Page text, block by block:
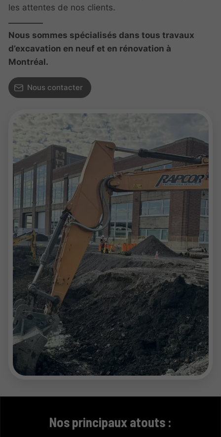
les attentes de nos clients.
Nous sommes spécialisés dans tous travaux
d’excavation en neuf et en rénovation à
Montréal.
Nous contacter
Nos principaux atouts :